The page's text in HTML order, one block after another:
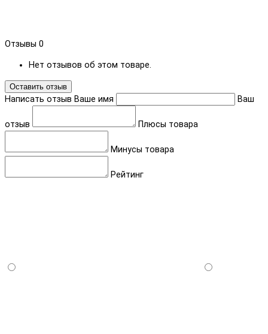
Отзывы 0
Нет отзывов об этом товаре.
Оставить отзыв
Написать отзыв Ваше имя Ваш
отзыв Плюсы товара
Минусы товара
Рейтинг